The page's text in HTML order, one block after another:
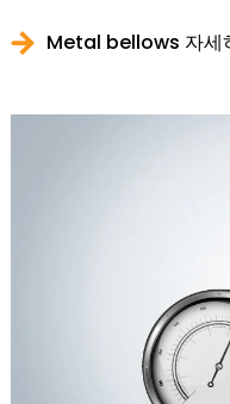
Metal bellows 자세